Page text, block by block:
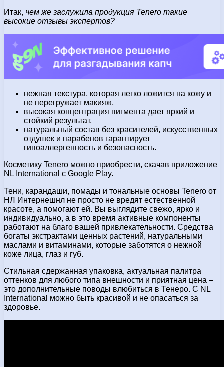
Итак, чем же заслужила продукция Tenerо такие
высокие отзывы экспертов?
нежная текстура, которая легко ложится на кожу и
не перегружает макияж,
высокая концентрация пигмента дает яркий и
стойкий результат,
натуральный состав без красителей, искусственных
отдушек и парабенов гарантирует
гипоаллергенность и безопасность.
Косметику Tenero можно приобрести, скачав приложение
NL International с Google Play.
Тени, карандаши, помады и тональные основы Tenerо от
НЛ Интернешнл не просто не вредят естественной
красоте, а помогают ей. Вы выглядите свежо, ярко и
индивидуально, а в это время активные компоненты
работают на благо вашей привлекательности. Средства
богаты экстрактами ценных растений, натуральными
маслами и витаминами, которые заботятся о нежной
коже лица, глаз и губ.
Стильная сдержанная упаковка, актуальная палитра
оттенков для любого типа внешности и приятная цена –
это дополнительные поводы влюбиться в Тенеро. С NL
International можно быть красивой и не опасаться за
здоровье.